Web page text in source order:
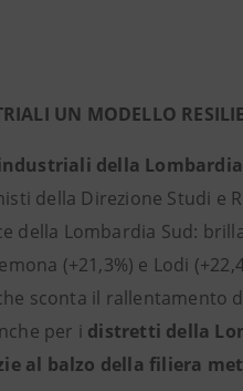
UN MODELLO
della Lombardia
della Direzione Studi e
della Lombardia Sud:
(+21,3%) e Lodi
sconta il
per i distretti della
al balzo della filiera